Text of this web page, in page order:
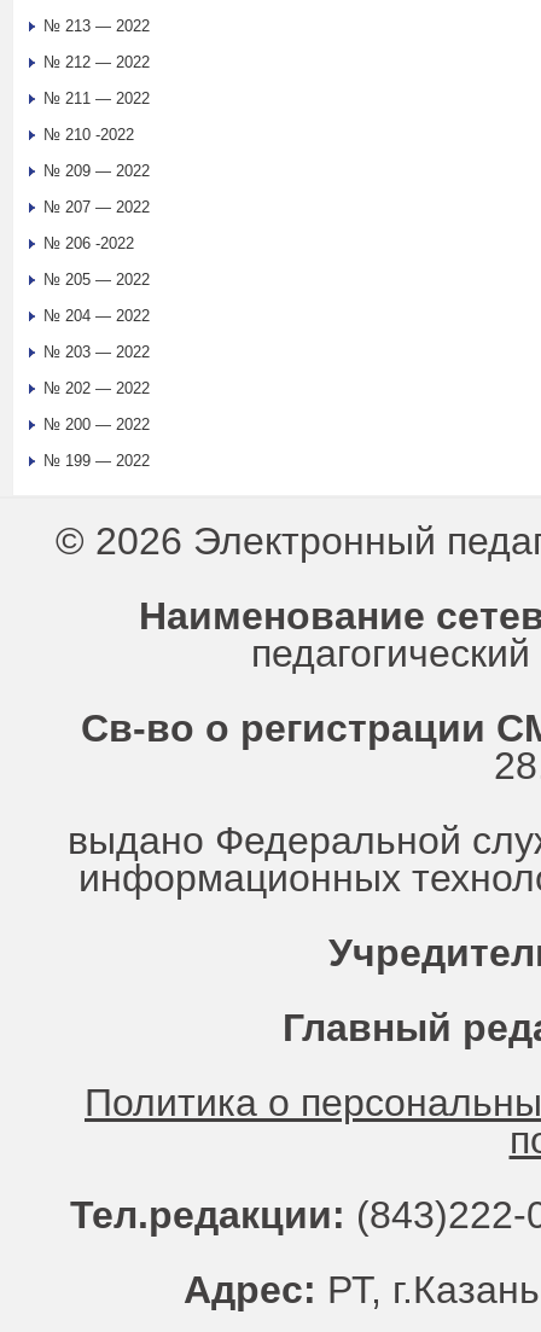
№ 213 — 2022
№ 212 — 2022
№ 211 — 2022
№ 210 -2022
№ 209 — 2022
№ 207 — 2022
№ 206 -2022
№ 205 — 2022
№ 204 — 2022
№ 203 — 2022
№ 202 — 2022
№ 200 — 2022
№ 199 — 2022
© 2026 Электронный
Наименование
Св-во о регистрации
выдано Федеральной
информационных
Главный
Политика о
Тел.редакции:
Адрес: РТ,